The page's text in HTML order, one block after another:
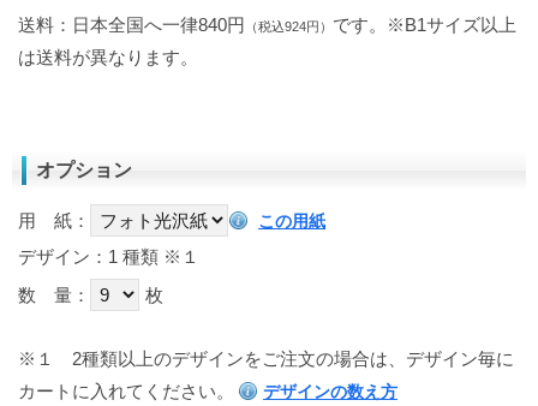
送料：日本全国へ一律840円 （税込924円） です。※B1サイズ以上
は送料が異なります。
オプション
用 紙： この用紙
デザイン：1 種類 ※１
数 量：
枚
※１
2種類以上のデザインをご注文の場合は、デザイン毎に
カートに入れてください。
デザインの数え方